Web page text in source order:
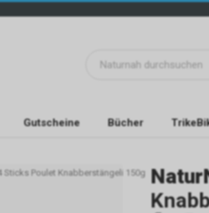
Gutscheine Bücher
Sticks Poulet Knabberstängeli 150g